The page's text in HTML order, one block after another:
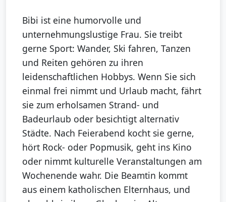
Bibi ist eine humorvolle und
unternehmungslustige Frau. Sie treibt
gerne Sport: Wander, Ski fahren, Tanzen
und Reiten gehören zu ihren
leidenschaftlichen Hobbys. Wenn Sie sich
einmal frei nimmt und Urlaub macht, fährt
sie zum erholsamen Strand- und
Badeurlaub oder besichtigt alternativ
Städte. Nach Feierabend kocht sie gerne,
hört Rock- oder Popmusik, geht ins Kino
oder nimmt kulturelle Veranstaltungen am
Wochenende wahr. Die Beamtin kommt
aus einem katholischen Elternhaus, und